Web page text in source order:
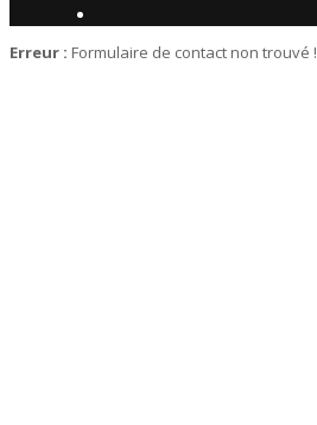
Erreur : Formulaire de contact non trouvé !